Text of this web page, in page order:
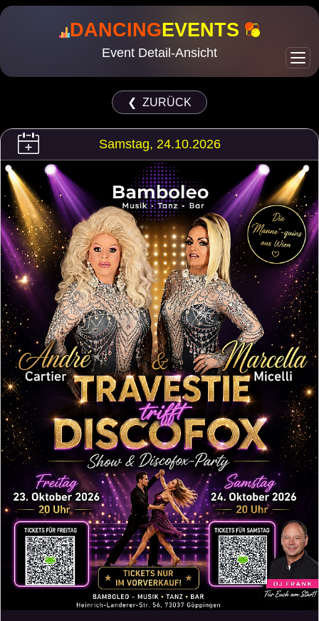
DANCINGEVENTS
Event Detail-Ansicht
❮ ZURÜCK
Samstag, 24.10.2026